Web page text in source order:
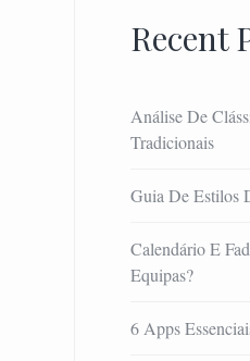
Recent
Análise De
Tradicionais
Guia De Estilos
Calendário E
Equipas?
6 Apps